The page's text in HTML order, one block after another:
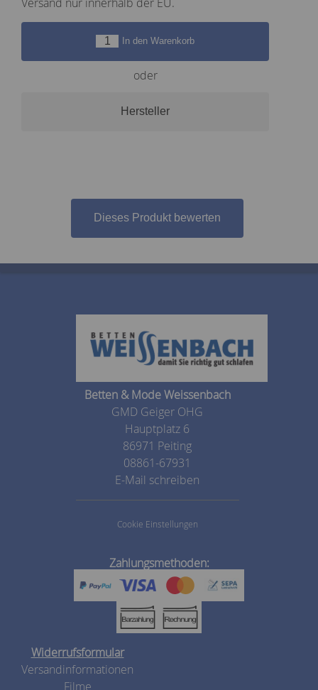
In den Warenkorb
oder
Hersteller
Dieses Produkt bewerten
Betten & Mode Weissenbach
GMD Geiger OHG
Hauptplatz 6
86971 Peiting
08861-67931
E-Mail schreiben
Cookie Einstellungen
Zahlungsmethoden:
Widerrufsformular
Versandinformationen
Filme